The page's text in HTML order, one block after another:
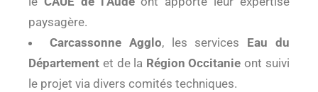
paysagère.
Carcassonne Agglo, les services Eau du
Département et de la Région Occitanie ont suivi
le projet via divers comités techniques.